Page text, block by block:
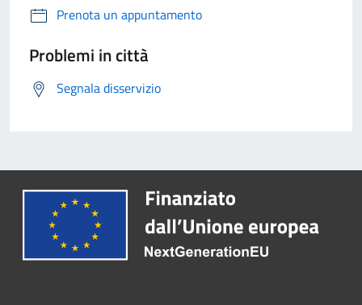
Prenota un appuntamento
Problemi in città
Segnala disservizio